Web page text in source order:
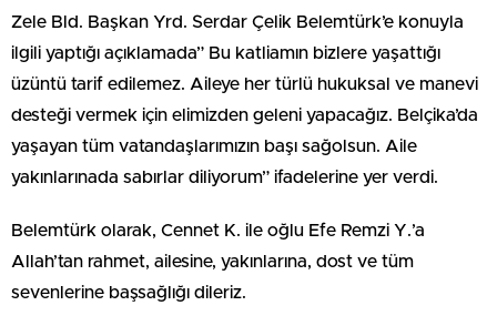
Zele Bld. Başkan Yrd. Serdar Çelik Belemtürk’e konuyla
ilgili yaptığı açıklamada” Bu katliamın bizlere yaşattığı
üzüntü tarif edilemez. Aileye her türlü hukuksal ve manevi
desteği vermek için elimizden geleni yapacağız. Belçika’da
yaşayan tüm vatandaşlarımızın başı sağolsun. Aile
yakınlarınada sabırlar diliyorum” ifadelerine yer verdi.
Belemtürk olarak, Cennet K. ile oğlu Efe Remzi Y.’a
Allah’tan rahmet, ailesine, yakınlarına, dost ve tüm
sevenlerine başsağlığı dileriz.